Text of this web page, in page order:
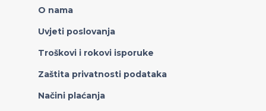
O nama
Uvjeti poslovanja
Troškovi i rokovi isporuke
Zaštita privatnosti podataka
Načini plaćanja